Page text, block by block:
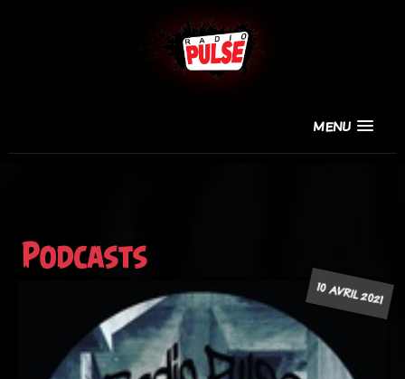
MENU
Podcasts
10 AVRIL 2021